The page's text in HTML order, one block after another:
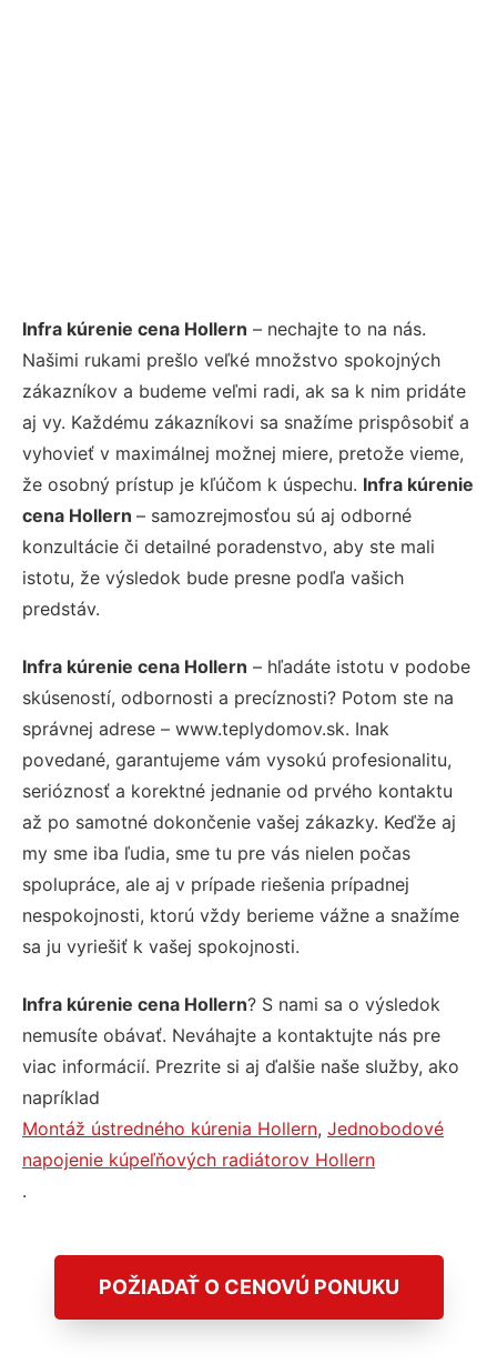
Infra kúrenie cena Hollern – nechajte to na nás.
Našimi rukami prešlo veľké množstvo spokojných
zákazníkov a budeme veľmi radi, ak sa k nim pridáte
aj vy. Každému zákazníkovi sa snažíme prispôsobiť a
vyhovieť v maximálnej možnej miere, pretože vieme,
že osobný prístup je kľúčom k úspechu. Infra kúrenie
cena Hollern – samozrejmosťou sú aj odborné
konzultácie či detailné poradenstvo, aby ste mali
istotu, že výsledok bude presne podľa vašich
predstáv.
Infra kúrenie cena Hollern – hľadáte istotu v podobe
skúseností, odbornosti a precíznosti? Potom ste na
správnej adrese – www.teplydomov.sk. Inak
povedané, garantujeme vám vysokú profesionalitu,
serióznosť a korektné jednanie od prvého kontaktu
až po samotné dokončenie vašej zákazky. Keďže aj
my sme iba ľudia, sme tu pre vás nielen počas
spolupráce, ale aj v prípade riešenia prípadnej
nespokojnosti, ktorú vždy berieme vážne a snažíme
sa ju vyriešiť k vašej spokojnosti.
Infra kúrenie cena Hollern? S nami sa o výsledok
nemusíte obávať. Neváhajte a kontaktujte nás pre
viac informácií. Prezrite si aj ďalšie naše služby, ako
napríklad
Montáž ústredného kúrenia Hollern, Jednobodové
napojenie kúpeľňových radiátorov Hollern
.
POŽIADAŤ O CENOVÚ PONUKU